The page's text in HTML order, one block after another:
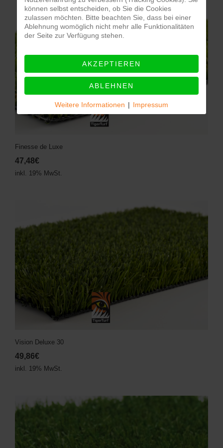
Finesse de Luxe
47,48€
inkl. 19% MwSt.
Vision Deluxe 30
49,86€
inkl. 19% MwSt.
können selbst entscheiden, ob Sie die Cookies
zulassen möchten. Bitte beachten Sie, dass bei einer
Ablehnung womöglich nicht mehr alle Funktionalitäten
der Seite zur Verfügung stehen.
AKZEPTIEREN
ABLEHNEN
Weitere Informationen | Impressum